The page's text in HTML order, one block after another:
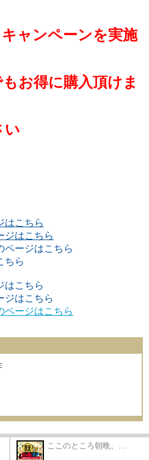
ャンペーンを実施
お得に購入頂けま
い
はこちら
ジはこちら
ページはこちら
ちら
はこちら
ジはこちら
ページはこちら
ここのところ朝晩、...